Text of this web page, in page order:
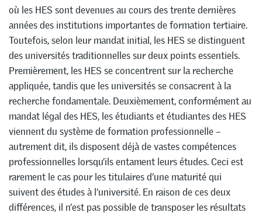
où les HES sont devenues au cours des trente dernières
années des institutions importantes de formation tertiaire.
Toutefois, selon leur mandat initial, les HES se distinguent
des universités traditionnelles sur deux points essentiels.
Premièrement, les HES se concentrent sur la recherche
appliquée, tandis que les universités se consacrent à la
recherche fondamentale. Deuxièmement, conformément au
mandat légal des HES, les étudiants et étudiantes des HES
viennent du système de formation professionnelle –
autrement dit, ils disposent déjà de vastes compétences
professionnelles lorsqu’ils entament leurs études. Ceci est
rarement le cas pour les titulaires d’une maturité qui
suivent des études à l’université. En raison de ces deux
différences, il n’est pas possible de transposer les résultats